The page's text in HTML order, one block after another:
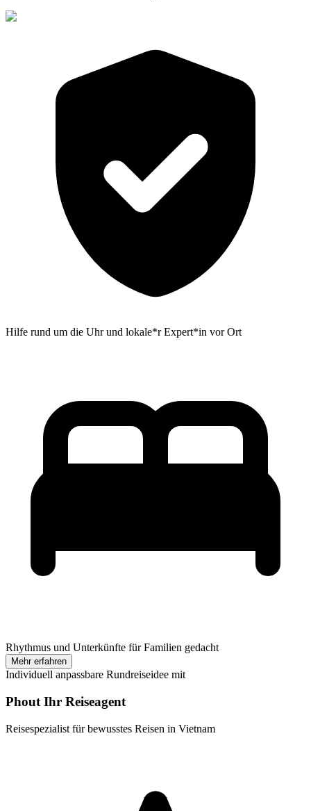
Hilfe rund um die Uhr und lokale*r Expert*in vor Ort
Rhythmus und Unterkünfte für Familien gedacht
Mehr erfahren
Individuell anpassbare Rundreiseidee mit
Phout Ihr Reiseagent
Reisespezialist für bewusstes Reisen in Vietnam